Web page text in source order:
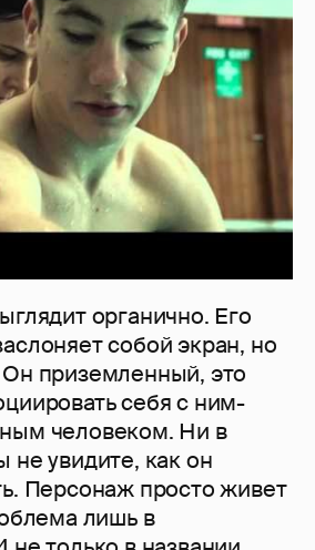
органично. Его
собой экран, но
приземленный, это
себя с ним-
человеком. Ни в
не увидите, как он
Персонаж просто живет
лишь в